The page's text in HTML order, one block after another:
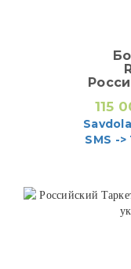
115
SMS ->